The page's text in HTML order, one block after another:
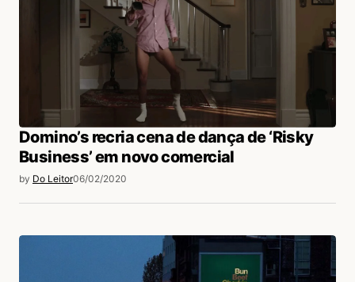
Domino’s recria cena de dança de ‘Risky
Business’ em novo comercial
by Do Leitor06/02/2020